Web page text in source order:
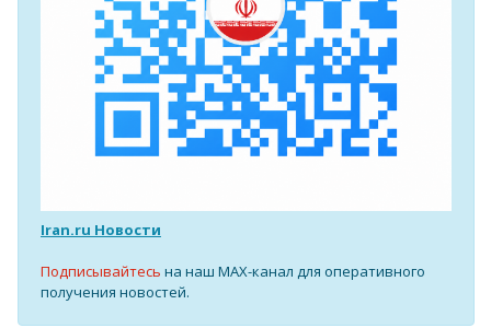
Iran.ru Новости
Подписывайтесь на наш MAX-канал для оперативного
получения новостей.